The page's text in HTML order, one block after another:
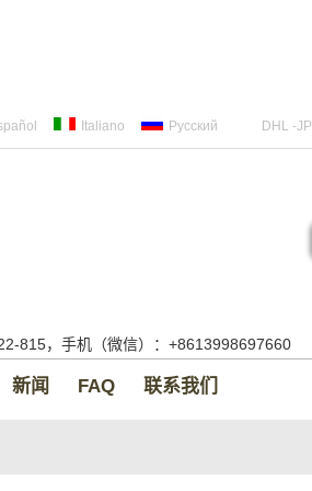
Italiano Русский DHL -JP
815，手机（微信）：+8613998697660
新闻 FAQ 联系我们